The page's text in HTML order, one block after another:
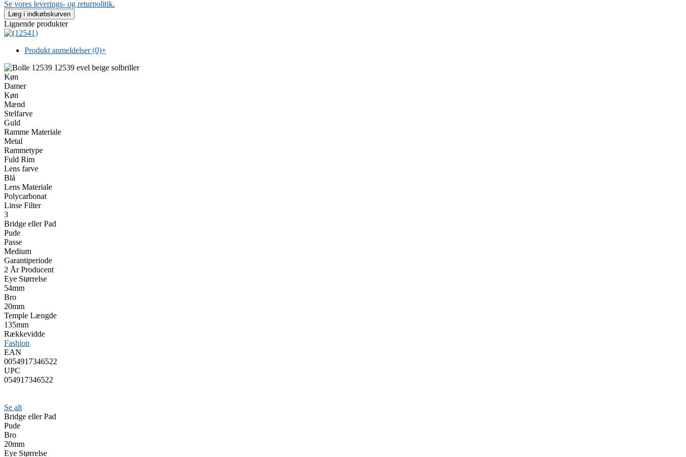
Se vores leverings- og returpolitik.
Lignende produkter
Produkt anmeldelser (0)+
Køn
Damer
Køn
Mænd
Stelfarve
Guld
Ramme Materiale
Metal
Rammetype
Fuld Rim
Lens farve
Blå
Lens Materiale
Polycarbonat
Linse Filter
3
Bridge eller Pad
Pude
Passe
Medium
Garantiperiode
2 År Producent
Eye Størrelse
54mm
Bro
20mm
Temple Længde
135mm
Rækkevidde
Fashion
EAN
0054917346522
UPC
054917346522
Se alt
Bridge eller Pad
Pude
Bro
20mm
Eye Størrelse